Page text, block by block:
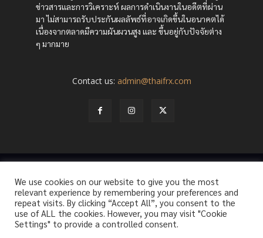
ข่าวสารและการวิเคราะห์ ผลการดำเนินงานในอดีตที่ผ่าน
มา ไม่สามารถรับประกันผลลัพธ์ที่อาจเกิดขึ้นในอนาคตได้
เนื่องจากตลาดมีความผันผวนสูง และ ขึ้นอยู่กับปัจจัยต่าง
ๆ มากมาย
Contact us: admin@thaifrx.com
HOME ANALYSIS BY THAIFRX NEWSTODAY
CRYPTO
KNOWLEDGE
We use cookies on our website to give you the most
relevant experience by remembering your preferences and
repeat visits. By clicking “Accept All”, you consent to the
use of ALL the cookies. However, you may visit "Cookie
Settings" to provide a controlled consent.